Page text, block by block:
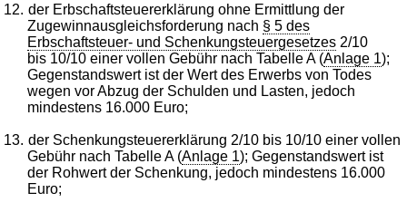
12. der Erbschaftsteuererklärung ohne Ermittlung der
Zugewinnausgleichsforderung nach § 5 des
Erbschaftsteuer- und Schenkungsteuergesetzes 2/10
bis 10/10 einer vollen Gebühr nach Tabelle A (Anlage 1);
Gegenstandswert ist der Wert des Erwerbs von Todes
wegen vor Abzug der Schulden und Lasten, jedoch
mindestens 16.000 Euro;
13. der Schenkungsteuererklärung 2/10 bis 10/10 einer vollen
Gebühr nach Tabelle A (Anlage 1); Gegenstandswert ist
der Rohwert der Schenkung, jedoch mindestens 16.000
Euro;